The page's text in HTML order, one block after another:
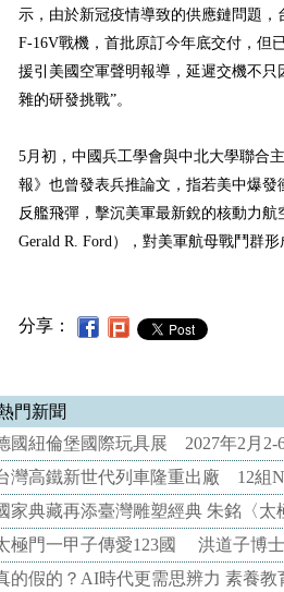
示，由於新冠疫情導致的供應鏈問題，
F-16V戰機，首批原訂今年底交付，但
援引美國空軍聲明報導，延遲交機不只
雜的研發挑戰”。
5月初，中國兵工學會與中北大學聯合
報》也曾發表兵推論文，指若美中爆
反艦飛彈，擊沉美軍最新銳的核動力航
Gerald R. Ford），對美軍航母戰鬥群
分享：
門新聞
國紐倫堡國際玩具展 2027年2月2-
灣高鐵新世代列車隆重出廠 12組
家典藏再添臺灣雕塑經典 朱銘〈
極門一甲子傳愛123國 洪道子博
的假的？AI時代更需思辨力 素養